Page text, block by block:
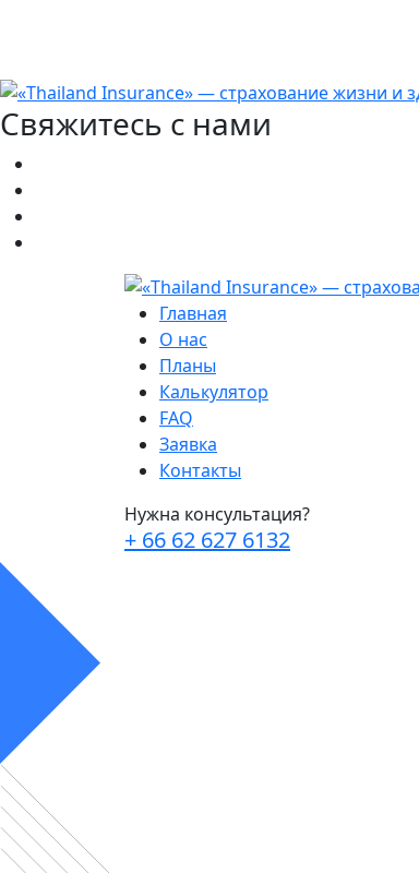
Свяжитесь с нами
Главная
О нас
Планы
Калькулятор
FAQ
Заявка
Контакты
Нужна консультация?
+ 66 62 627 6132